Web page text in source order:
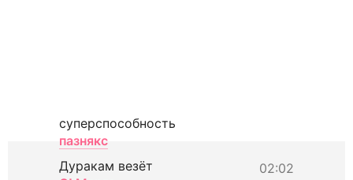
суперспособность
пазнякс
02:02
Дуракам везёт